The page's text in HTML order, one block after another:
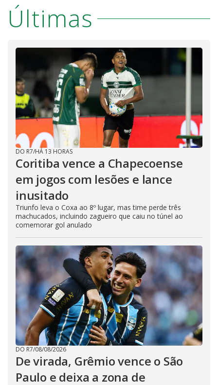
Últimas
DO R7/HÁ 13 HORAS
Coritiba vence a Chapecoense
em jogos com lesões e lance
inusitado
Triunfo leva o Coxa ao 8º lugar, mas time perde três
machucados, incluindo zagueiro que caiu no túnel ao
comemorar gol anulado
DO R7/08/08/2026
De virada, Grêmio vence o São
Paulo e deixa a zona de